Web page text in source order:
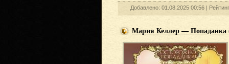
Добавлено: 01.08.2025 00:56 |
Мария Келлер — Попаданка